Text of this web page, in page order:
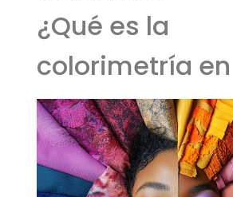
¿Qué es la
colorimetría